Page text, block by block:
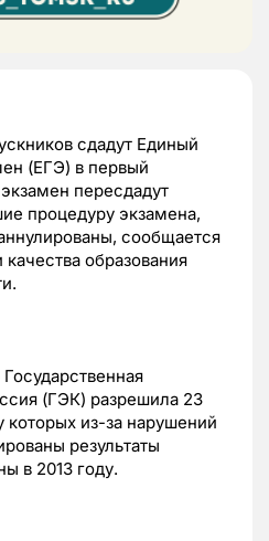
сдадут Единый
(ЕГЭ) в первый
пересдадут
процедуру экзамена,
сообщается
образования
(ГЭК) разрешила 23
из-за нарушений
результаты
в 2013 году.